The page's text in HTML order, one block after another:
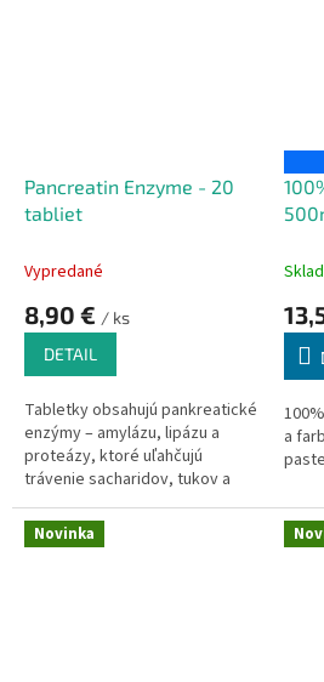
Pancreatin Enzyme - 20
tabliet
Vypredané
8,90 € / ks
DETAIL
Tabletky obsahujú pankreatické
enzýmy – amylázu, lipázu a
proteázy, ktoré uľahčujú
trávenie sacharidov, tukov a
bielkovín, čo prispieva k ich
úplnejšiemu vstrebávaniu v
tenkom čreve. Pri ochoreniach
a
Novinka